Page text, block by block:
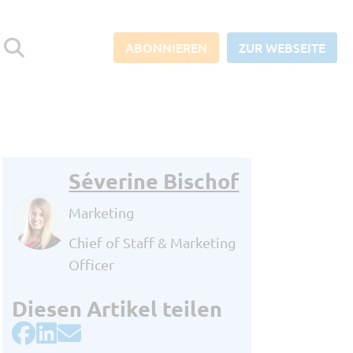
Abonnieren Sie den SORBA-
ABONNIEREN ZUR WEBSEITE
Séverine Bischof
Marketing
Chief of Staff & Marketing
Officer
Diesen Artikel teilen